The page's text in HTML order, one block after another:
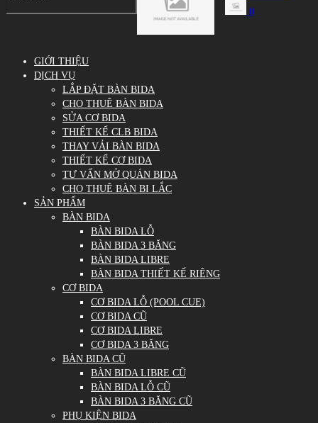
0
GIỚI THIỆU
DỊCH VỤ
LẮP ĐẶT BÀN BIDA
CHO THUÊ BÀN BIDA
SỬA CƠ BIDA
THIẾT KẾ CLB BIDA
THAY VẢI BÀN BIDA
THIẾT KẾ CƠ BIDA
TƯ VẤN MỞ QUÁN BIDA
CHO THUÊ BÀN BI LẮC
SẢN PHẨM
BÀN BIDA
BÀN BIDA LỖ
BÀN BIDA 3 BĂNG
BÀN BIDA LIBRE
BÀN BIDA THIẾT KẾ RIÊNG
CƠ BIDA
CƠ BIDA LỖ (POOL CUE)
CƠ BIDA CŨ
CƠ BIDA LIBRE
CƠ BIDA 3 BĂNG
BÀN BIDA CŨ
BÀN BIDA LIBRE CŨ
BÀN BIDA LỖ CŨ
BÀN BIDA 3 BĂNG CŨ
PHỤ KIỆN BIDA